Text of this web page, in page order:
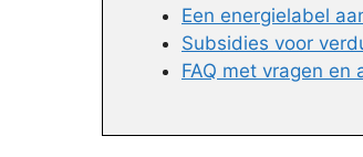
Een energielabel
Subsidies voor
FAQ met vragen